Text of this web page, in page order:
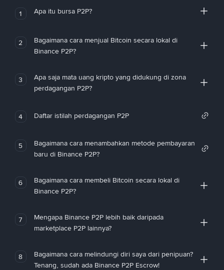
1 Apa itu bursa P2P?
2
Bagaimana cara menjual Bitcoin secara lokal di
Binance P2P?
3
Apa saja mata uang kripto yang didukung di zona
perdagangan P2P?
4 Daftar istilah perdagangan P2P
5
Bagaimana cara menambahkan metode pembayaran
baru di Binance P2P?
6
Bagaimana cara membeli Bitcoin secara lokal di
Binance P2P?
7
Mengapa Binance P2P lebih baik daripada
marketplace P2P lainnya?
8
Bagaimana cara melindungi diri saya dari penipuan?
Tenang, sudah ada Binance P2P Escrow!